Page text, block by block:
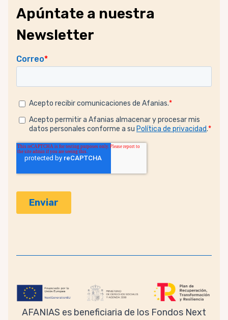
Apúntate a nuestra
Newsletter
AFANIAS es beneficiaria de los Fondos Next